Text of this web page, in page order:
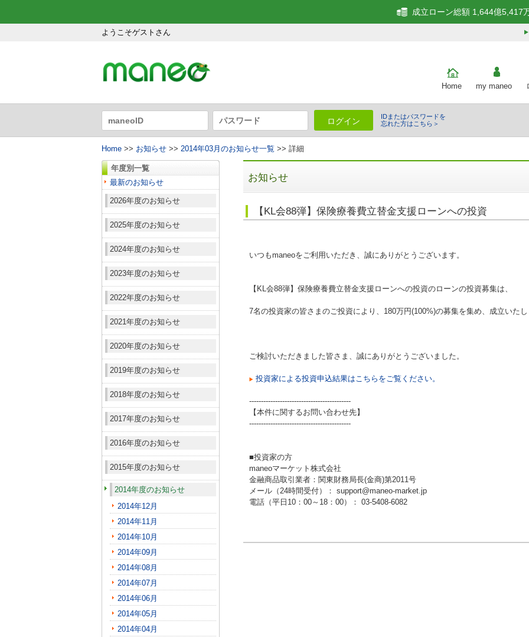
ようこそゲストさん
成立ローン総額 1,644億5,417
Home my maneo
ログイン
IDまたはパスワードを
忘れた方はこちら＞
Home >> お知らせ >> 2014年03月のお知らせ一覧 >> 詳細
年度別一覧
最新のお知らせ
2026年度のお知らせ
2025年度のお知らせ
2024年度のお知らせ
2023年度のお知らせ
2022年度のお知らせ
2021年度のお知らせ
2020年度のお知らせ
2019年度のお知らせ
2018年度のお知らせ
2017年度のお知らせ
2016年度のお知らせ
2015年度のお知らせ
2014年度のお知らせ
2014年12月
2014年11月
2014年10月
2014年09月
2014年08月
2014年07月
2014年06月
2014年05月
2014年04月
お知らせ
【KL会88弾】保険療養費立替金支援ローンへの投資
いつもmaneoをご利用いただき、誠にありがとうございます。
【KL会88弾】保険療養費立替金支援ローンへの投資のローンの投資募集は、
7名の投資家の皆さまのご投資により、180万円(100%)の募集を集め、成立いた
ご検討いただきました皆さま、誠にありがとうございました。
投資家による投資申込結果はこちらをご覧ください。
-------------------------------------------
【本件に関するお問い合わせ先】
-------------------------------------------
■投資家の方
maneoマーケット株式会社
金融商品取引業者：関東財務局長(金商)第2011号
メール（24時間受付）： support@maneo-market.jp
電話（平日10：00～18：00）： 03-5408-6082